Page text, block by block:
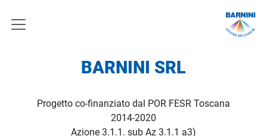
BARNINI SRL
Progetto co-finanziato dal POR FESR Toscana
2014-2020
Azione 3.1.1. sub Az 3.1.1 a3)